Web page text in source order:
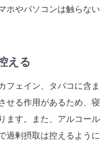
ホやパソコンは触らない
える
フェイン、タバコに含ま
せる作用があるため、寝
ます。また、アルコール
過剰摂取は控えるように